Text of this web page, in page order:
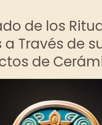
de los
a Través de
de